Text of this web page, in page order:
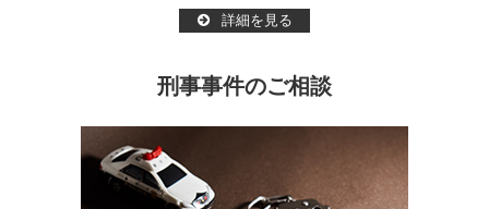
詳細を見る
刑事事件のご相談